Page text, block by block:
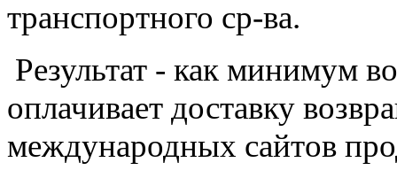
транспортного ср-ва.
Результат - как минимум
оплачивает доставку
международных сайтов